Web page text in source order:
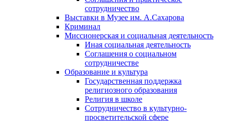
сотрудничество
Выставки в Музее им. А.Сахарова
Криминал
Миссионерская и социальная деятельность
Иная социальная деятельность
Соглашения о социальном
сотрудничестве
Образование и культура
Государственная поддержка
религиозного образования
Религия в школе
Сотрудничество в культурно-
просветительской сфере